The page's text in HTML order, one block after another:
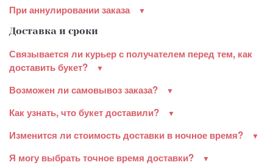
При аннулировании заказа
Доставка и сроки
Связывается ли курьер с получателем перед тем, как
доставить букет?
Возможен ли самовывоз заказа?
Как узнать, что букет доставили?
Изменится ли стоимость доставки в ночное время?
Я могу выбрать точное время доставки?